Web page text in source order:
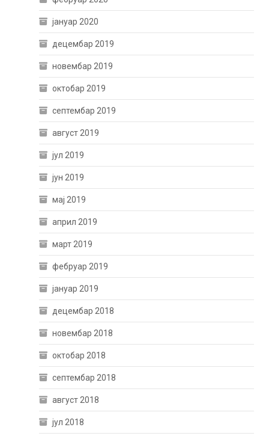
јануар 2020
децембар 2019
новембар 2019
октобар 2019
септембар 2019
август 2019
јул 2019
јун 2019
мај 2019
април 2019
март 2019
фебруар 2019
јануар 2019
децембар 2018
новембар 2018
октобар 2018
септембар 2018
август 2018
јул 2018